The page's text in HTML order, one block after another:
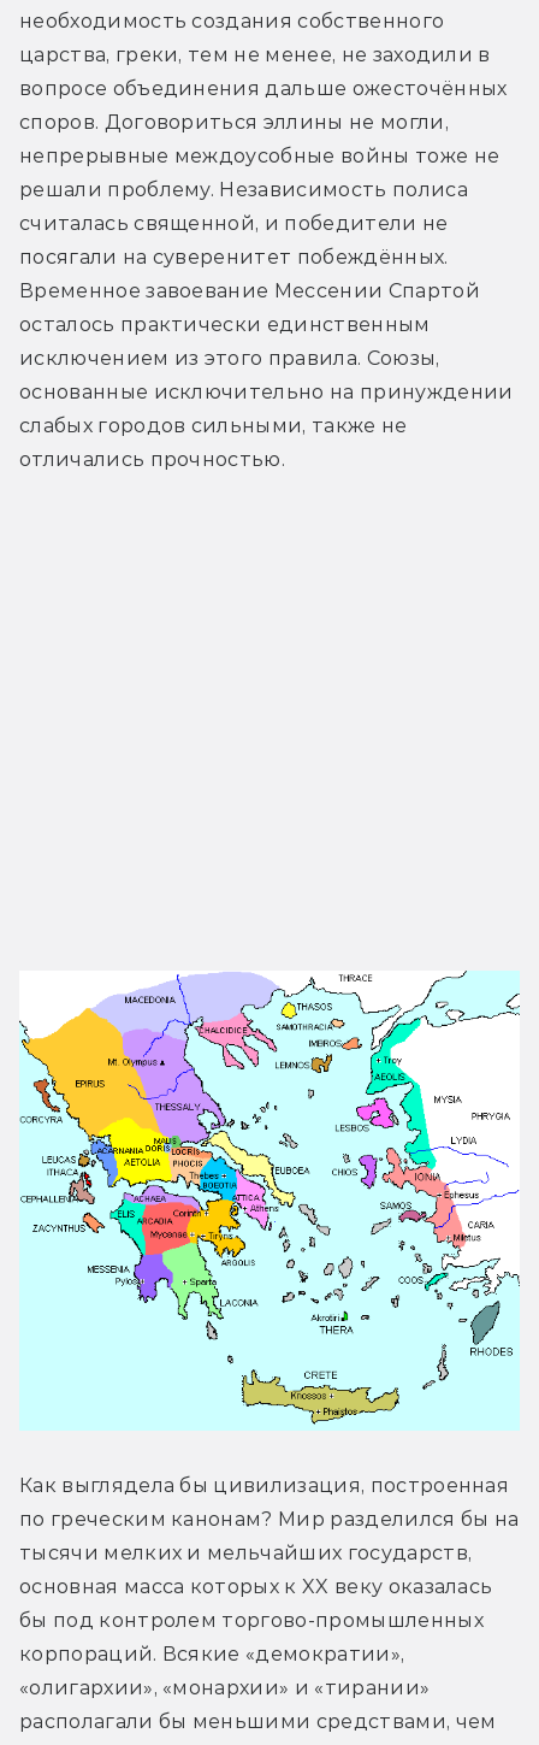
необходимость создания собственного
царства, греки, тем не менее, не заходили в
вопросе объединения дальше ожесточённых
споров. Договориться эллины не могли,
непрерывные междоусобные войны тоже не
решали проблему. Независимость полиса
считалась священной, и победители не
посягали на суверенитет побеждённых.
Временное завоевание Мессении Спартой
осталось практически единственным
исключением из этого правила. Союзы,
основанные исключительно на принуждении
слабых городов сильными, также не
отличались прочностью.
Как выглядела бы цивилизация, построенная
по греческим канонам? Мир разделился бы на
тысячи мелких и мельчайших государств,
основная масса которых к XX веку оказалась
бы под контролем торгово-промышленных
корпораций. Всякие «демократии»,
«олигархии», «монархии» и «тирании»
располагали бы меньшими средствами, чем